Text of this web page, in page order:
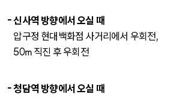
신사역 방향에서 오실 때
압구정 현대백화점 사거리에서 우회전,
50m 직진 후 우회전
청담역 방향에서 오실 때